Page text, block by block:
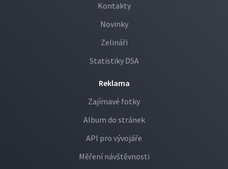
Kontakty
Novinky
Zelináři
Statistiky DSA
Reklama
Zajímavé fotky
Album do stránek
API pro vývojáře
Měření návštěvnosti